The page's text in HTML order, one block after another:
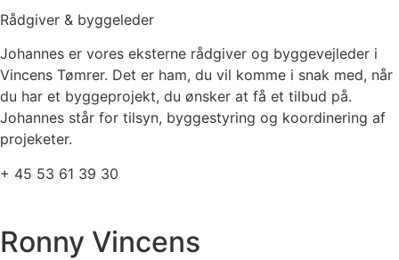
Rådgiver & byggeleder
Johannes er vores eksterne rådgiver og byggevejleder i
Vincens Tømrer. Det er ham, du vil komme i snak med, når
du har et byggeprojekt, du ønsker at få et tilbud på.
Johannes står for tilsyn, byggestyring og koordinering af
projeketer.
+ 45 53 61 39 30
Ronny Vincens